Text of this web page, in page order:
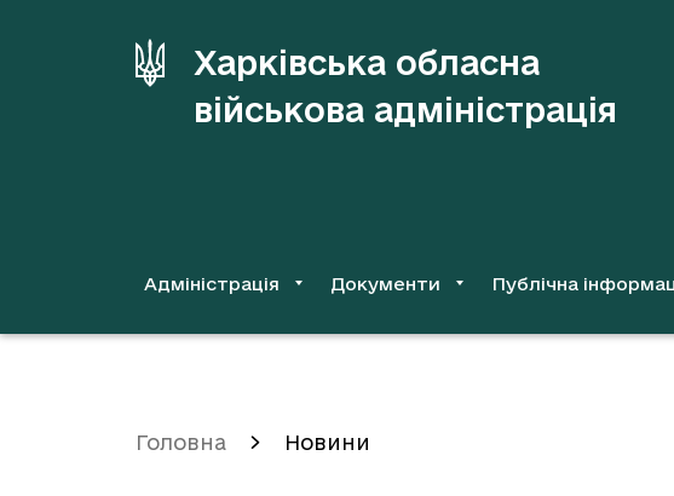
Харківська обласна
військова адміністрація
Адміністрація Документи Публічна
Головна Новини